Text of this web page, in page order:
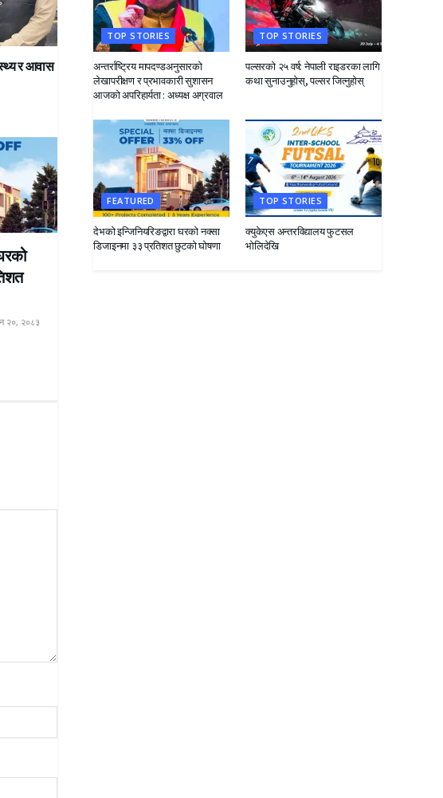
र आवास
२०, २०८३
TOP STORIES
अन्तर्राष्ट्रिय मापदण्डअनुसारको
लेखापरीक्षण र प्रभावकारी सुशासन
आजको अपरिहार्यता : अध्यक्ष अग्रवाल
TOP STORIES
पल्सरको २५ वर्ष: नेपाली राइडरका लागि सुनौलो अवसर
कथा सुनाउनुहोस्, पल्सर जित्नुहोस्
FEATURED
देभको इन्जिनियरिङद्वारा घरको नक्सा
डिजाइनमा ३३ प्रतिशत छुटको घोषणा
TOP STORIES
क्युकेएस अन्तरविद्यालय फुटसल
भोलिदेखि